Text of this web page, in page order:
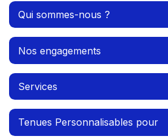
Qui sommes-nous ?
Nos engagements
Services
Tenues Personnalisables pour